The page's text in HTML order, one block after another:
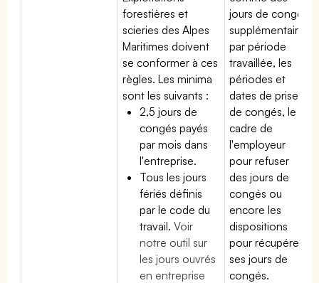
forestières et
scieries des Alpes
Maritimes doivent
se conformer à ces
règles. Les minima
sont les suivants :
2,5 jours de
congés payés
par mois dans
l'entreprise.
Tous les jours
fériés définis
par le code du
travail.Voir
notre outil sur
les jours ouvrés
en entreprise
jours de congé
supplémentaires
par période
travaillée, les
périodes et
dates de prise
de congés, le
cadre de
l'employeur
pour refuser
des jours de
congés ou
encore les
dispositions
pour récupérer
ses jours de
congés.